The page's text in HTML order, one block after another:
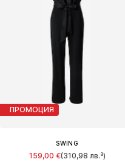
ПРОМОЦИЯ
SWING
159,00 €(310,98 лв.³)